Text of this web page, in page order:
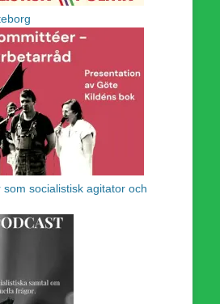
socialistisk agitator och